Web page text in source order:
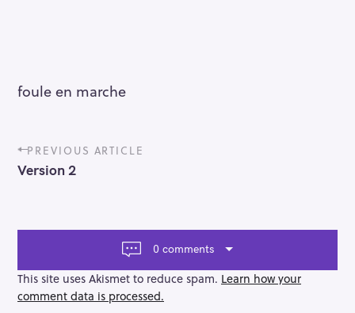
foule en marche
P
o
s
a
g
a
t
PREVIOUS ARTICLE
Version 2
0 comments
This site uses Akismet to reduce spam. Learn how your
comment data is processed.